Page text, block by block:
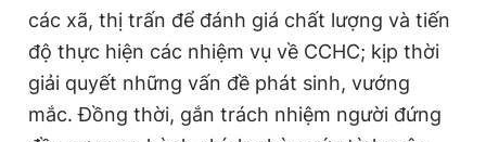
các xã, thị trấn để đánh giá chất lượng và tiến
độ thực hiện các nhiệm vụ về CCHC; kịp thời
giải quyết những vấn đề phát sinh, vướng
mắc. Đồng thời, gắn trách nhiệm người đứng